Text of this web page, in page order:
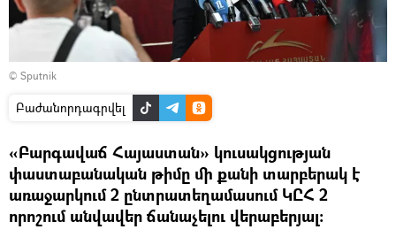
© Sputnik
Բաժանորդագրվել
«Բարգավաճ Հայաստան» կուսակցության
փաստաբանական թիմը մի քանի տարբերակ է
առաջարկում 2 ընտրատեղամասում ԿԸՀ 2
որոշում անվավեր ճանաչելու վերաբերյալ։